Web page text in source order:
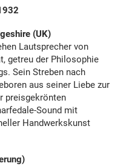
(UK)
Lautsprecher von
getreu der Philosophie
Sein Streben nach
aus seiner Liebe zur
preisgekrönten
Sound mit
Handwerkskunst